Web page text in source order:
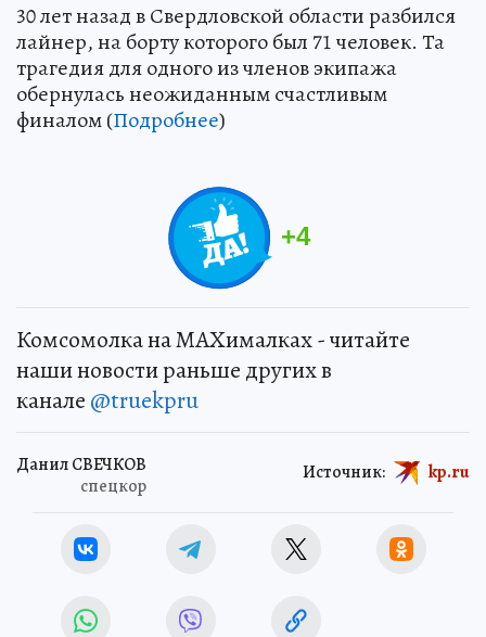
30 лет назад в Свердловской области разбился
лайнер, на борту которого был 71 человек. Та
трагедия для одного из членов экипажа
обернулась неожиданным счастливым
финалом (Подробнее)
+4
Комсомолка на MAXималках - читайте
наши новости раньше других в
канале @truekpru
Данил СВЕЧКОВ
спецкор
Источник: kp.ru